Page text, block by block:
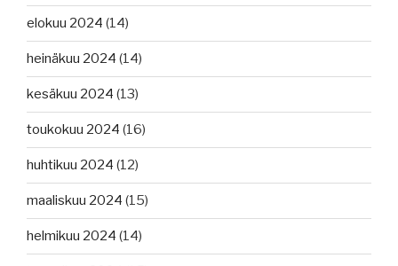
elokuu 2024 (14)
heinäkuu 2024 (14)
kesäkuu 2024 (13)
toukokuu 2024 (16)
huhtikuu 2024 (12)
maaliskuu 2024 (15)
helmikuu 2024 (14)